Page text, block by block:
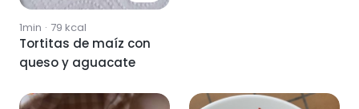
1min · 79 kcal
Tortitas de maíz con
queso y aguacate